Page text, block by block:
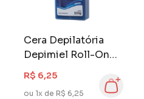
Cera Depilatória
Depimiel Roll-On
100 gr Men
Powerful
R$ 6,25
ou 1x de R$ 6,25